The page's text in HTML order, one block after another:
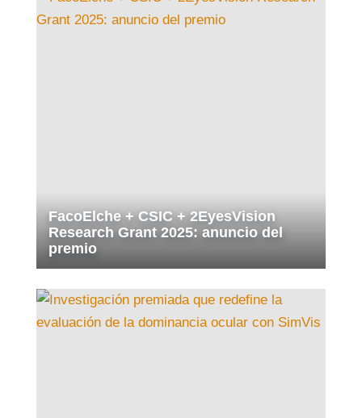
FacoElche + CSIC + 2EyesVision
Research Grant 2025: anuncio del
premio